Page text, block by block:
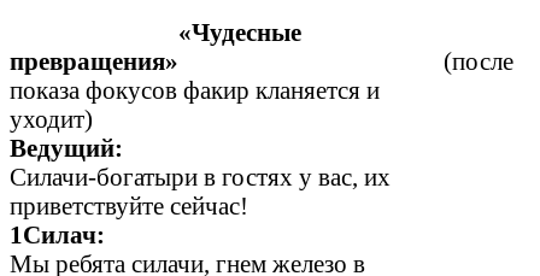
«Чудесные
превращения» (после
показа фокусов факир кланяется и
уходит)
Ведущий:
Силачи-богатыри в гостях у вас, их
приветствуйте сейчас!
1Силач:
Мы ребята силачи, гнем железо в